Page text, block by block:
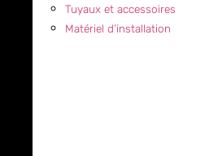
Tuyaux et accessoires
Matériel d’installation